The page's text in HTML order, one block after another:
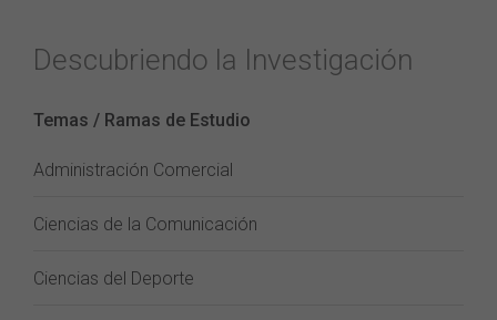
Descubriendo la Investigación
Temas / Ramas de Estudio
Administración Comercial
Ciencias de la Comunicación
Ciencias del Deporte